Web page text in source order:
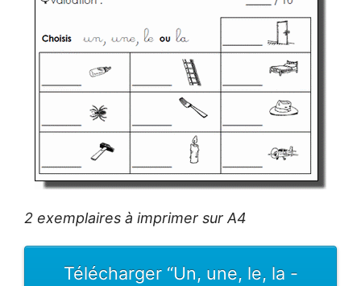
2 exemplaires à imprimer sur A4
Télécharger “Un, une, le, la -